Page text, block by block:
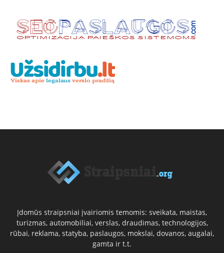
Įdomūs straipsniai įvairiomis temomis: sveikata, maistas,
turizmas, automobiliai, verslas, draudimas, technologijos,
rūbai, reklama, statyba, paslaugos, mokslai, dovanos, augalai,
gamta ir t.t.